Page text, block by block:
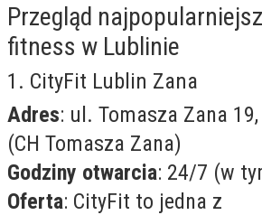
Przegląd
fitness w Lublinie
1. CityFit Lublin Zana
Adres: ul. Tomasza Zana
(CH Tomasza Zana)
Godziny otwarcia: 24/7 (w
Oferta: CityFit to jedna z